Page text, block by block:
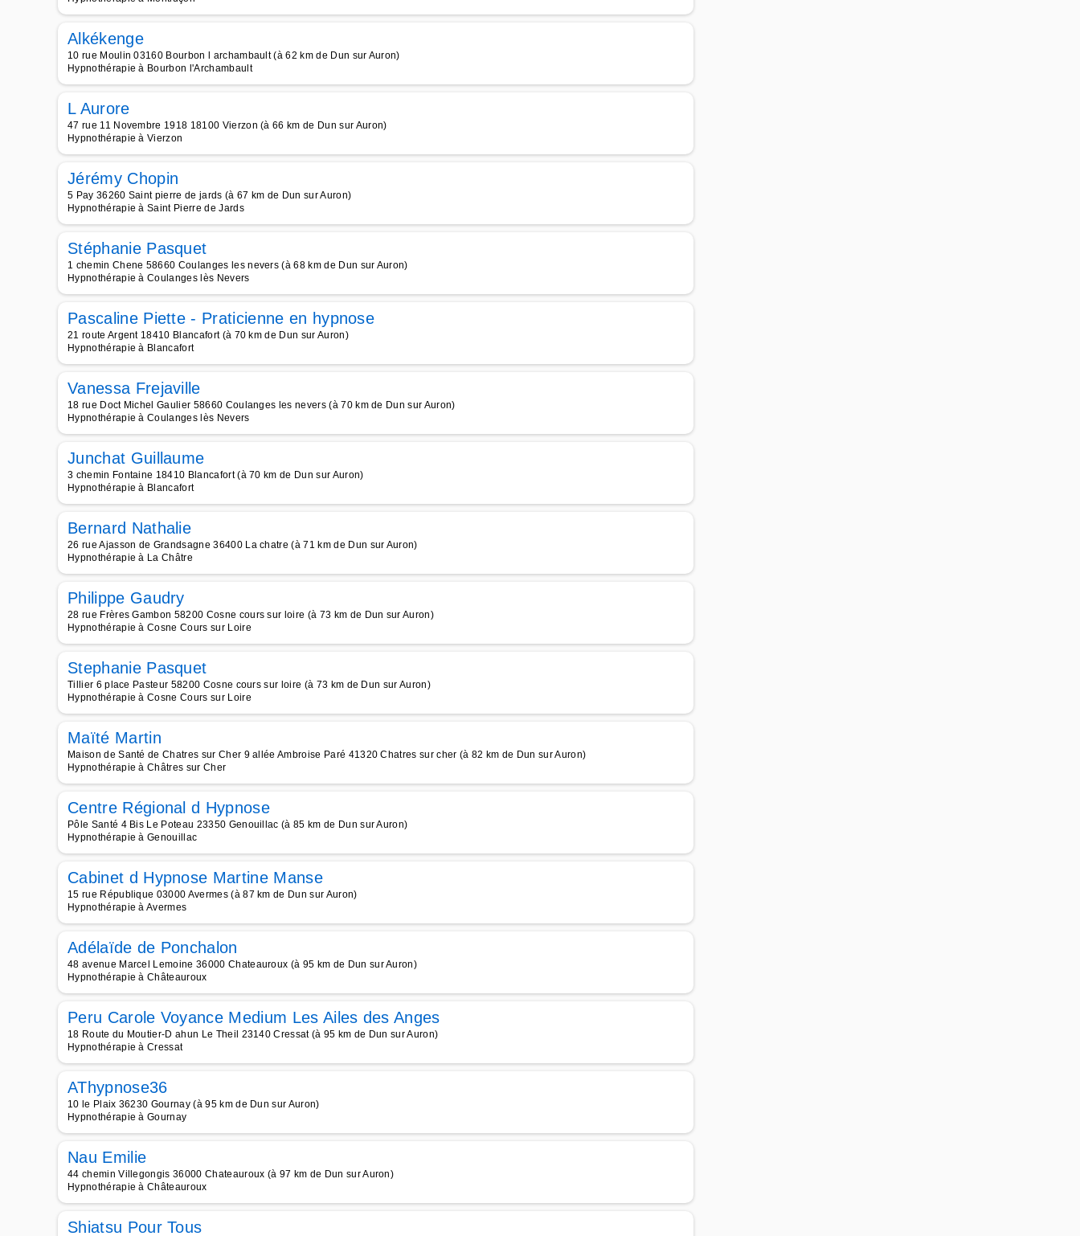
Alkékenge
10 rue Moulin 03160 Bourbon l archambault (à 62 km de Dun sur Auron)
Hypnothérapie à Bourbon l'Archambault
L Aurore
47 rue 11 Novembre 1918 18100 Vierzon (à 66 km de Dun sur Auron)
Hypnothérapie à Vierzon
Jérémy Chopin
5 Pay 36260 Saint pierre de jards (à 67 km de Dun sur Auron)
Hypnothérapie à Saint Pierre de Jards
Stéphanie Pasquet
1 chemin Chene 58660 Coulanges les nevers (à 68 km de Dun sur Auron)
Hypnothérapie à Coulanges lès Nevers
Pascaline Piette - Praticienne en hypnose
21 route Argent 18410 Blancafort (à 70 km de Dun sur Auron)
Hypnothérapie à Blancafort
Vanessa Frejaville
18 rue Doct Michel Gaulier 58660 Coulanges les nevers (à 70 km de Dun sur Auron)
Hypnothérapie à Coulanges lès Nevers
Junchat Guillaume
3 chemin Fontaine 18410 Blancafort (à 70 km de Dun sur Auron)
Hypnothérapie à Blancafort
Bernard Nathalie
26 rue Ajasson de Grandsagne 36400 La chatre (à 71 km de Dun sur Auron)
Hypnothérapie à La Châtre
Philippe Gaudry
28 rue Frères Gambon 58200 Cosne cours sur loire (à 73 km de Dun sur Auron)
Hypnothérapie à Cosne Cours sur Loire
Stephanie Pasquet
Tillier 6 place Pasteur 58200 Cosne cours sur loire (à 73 km de Dun sur Auron)
Hypnothérapie à Cosne Cours sur Loire
Maïté Martin
Maison de Santé de Chatres sur Cher 9 allée Ambroise Paré 41320 Chatres sur cher (à 82 km de Dun sur Auron)
Hypnothérapie à Châtres sur Cher
Centre Régional d Hypnose
Pôle Santé 4 Bis Le Poteau 23350 Genouillac (à 85 km de Dun sur Auron)
Hypnothérapie à Genouillac
Cabinet d Hypnose Martine Manse
15 rue République 03000 Avermes (à 87 km de Dun sur Auron)
Hypnothérapie à Avermes
Adélaïde de Ponchalon
48 avenue Marcel Lemoine 36000 Chateauroux (à 95 km de Dun sur Auron)
Hypnothérapie à Châteauroux
Peru Carole Voyance Medium Les Ailes des Anges
18 Route du Moutier-D ahun Le Theil 23140 Cressat (à 95 km de Dun sur Auron)
Hypnothérapie à Cressat
AThypnose36
10 le Plaix 36230 Gournay (à 95 km de Dun sur Auron)
Hypnothérapie à Gournay
Nau Emilie
44 chemin Villegongis 36000 Chateauroux (à 97 km de Dun sur Auron)
Hypnothérapie à Châteauroux
Shiatsu Pour Tous